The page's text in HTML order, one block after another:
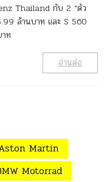
Thailand กับ 2 “ตัว
ล้านบาท และ S 560
ท
อ่านต่อ
Martin
Motorrad